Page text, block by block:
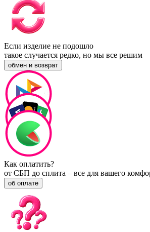
Если изделие не подошло
такое случается редко, но мы все решим
обмен и возврат
Как оплатить?
от СБП до сплита – все для вашего
об оплате